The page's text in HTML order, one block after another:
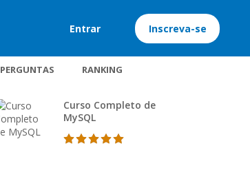
Entrar Inscreva-se
PERGUNTAS RANKING
Curso Completo de
MySQL